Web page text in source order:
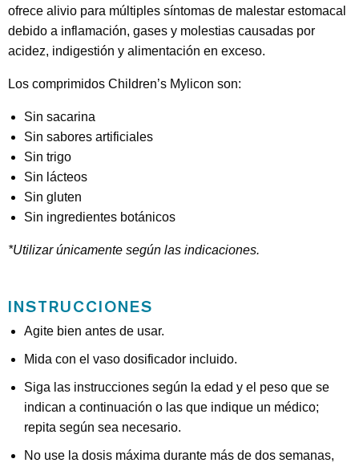
ofrece alivio para múltiples síntomas de malestar estomacal
debido a inflamación, gases y molestias causadas por
acidez, indigestión y alimentación en exceso.
Los comprimidos Children’s Mylicon son:
Sin sacarina
Sin sabores artificiales
Sin trigo
Sin lácteos
Sin gluten
Sin ingredientes botánicos
*Utilizar únicamente según las indicaciones.
INSTRUCCIONES
Agite bien antes de usar.
Mida con el vaso dosificador incluido.
Siga las instrucciones según la edad y el peso que se
indican a continuación o las que indique un médico;
repita según sea necesario.
No use la dosis máxima durante más de dos semanas,